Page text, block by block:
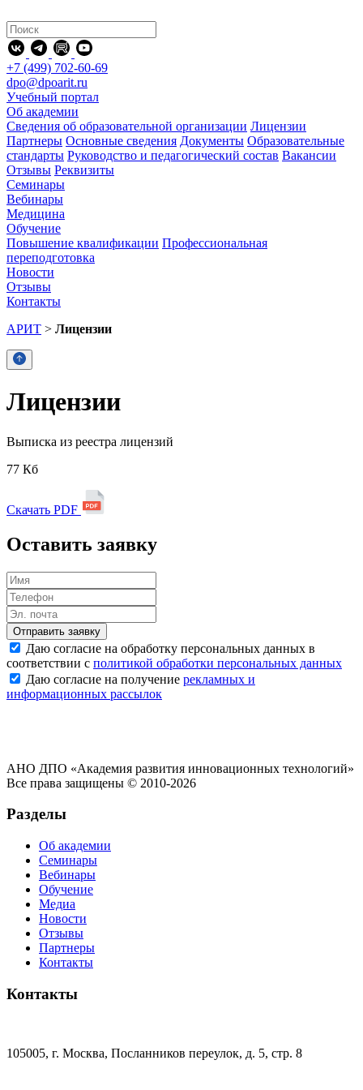
+7 (499) 702-60-69
dpo@dpoarit.ru
Учебный портал
Об академии
Сведения об образовательной организации Лицензии
Партнеры Основные сведения Документы Образовательные
стандарты Руководство и педагогический состав Вакансии
Отзывы Реквизиты
Семинары
Вебинары
Медицина
Обучение
Повышение квалификации Профессиональная
переподготовка
Новости
Отзывы
Контакты
АРИТ > Лицензии
Лицензии
Выписка из реестра лицензий
77 Кб
Скачать PDF
Оставить заявку
Отправить заявку
Даю согласие на обработку персональных данных в
соответствии с политикой обработки персональных данных
Даю согласие на получение рекламных и
информационных рассылок
АНО ДПО «Академия развития инновационных технологий»
Все права защищены © 2010-2026
Разделы
Об академии
Семинары
Вебинары
Обучение
Медиа
Новости
Отзывы
Партнеры
Контакты
Контакты
105005, г. Москва, Посланников переулок, д. 5, стр. 8